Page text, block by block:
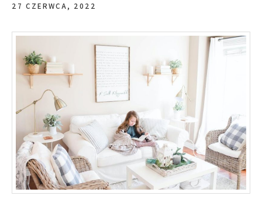
27 CZERWCA, 2022